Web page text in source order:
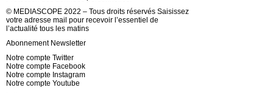
© MEDIASCOPE 2022 – Tous droits réservés Saisissez
votre adresse mail pour recevoir l’essentiel de
l’actualité tous les matins
Abonnement Newsletter
Notre compte Twitter
Notre compte Facebook
Notre compte Instagram
Notre compte Youtube